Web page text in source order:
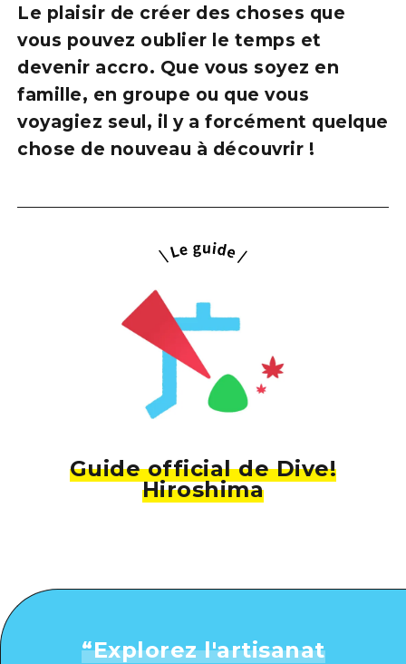
Guide official de Dive!
Hiroshima
Le plaisir de créer des choses que
vous pouvez oublier le temps et
devenir accro. Que vous soyez en
famille, en groupe ou que vous
voyagiez seul, il y a forcément quelque
chose de nouveau à découvrir !
“Explorez l'artisanat